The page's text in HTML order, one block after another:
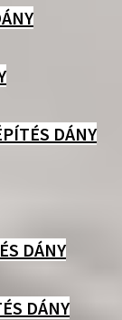
DÁNY
DÁNY
DÁNY